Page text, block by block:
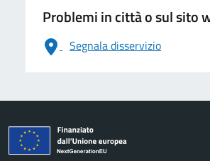
Problemi in città o sul sito
Segnala disservizio
logo Unione Europea